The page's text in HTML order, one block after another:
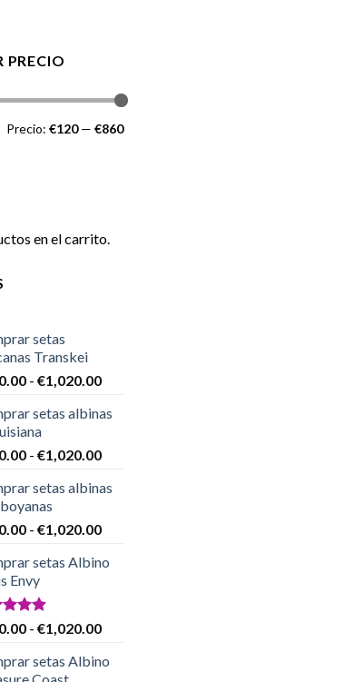
PRECIO
Precio: €120— €860
en el carrito.
setas
Transkei
- €1,020.00Rango
precios:
€200.00
€1,020.00
setas albinas
- €1,020.00Rango
precios:
€200.00
€1,020.00
setas albinas
- €1,020.00Rango
precios:
hasta
setas Albino
Envy
- €1,020.00Rango
precios:
setas Albino